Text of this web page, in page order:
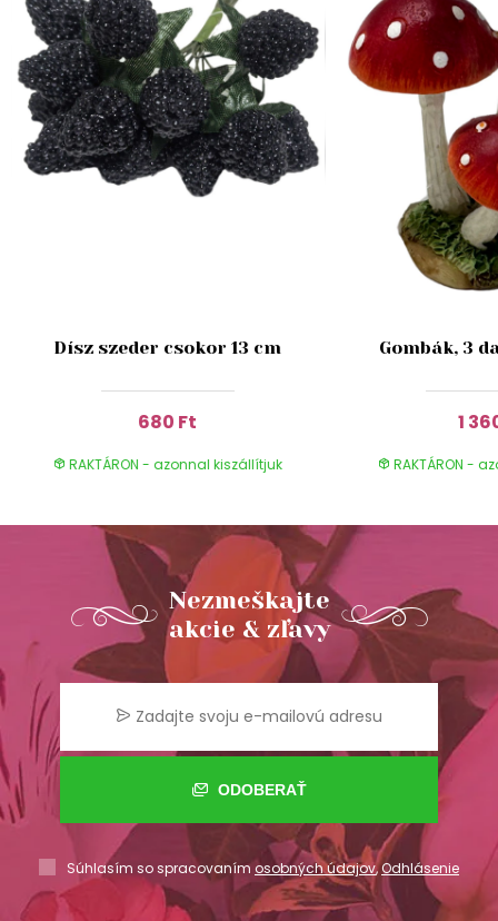
Dísz szeder csokor 13 cm
680 Ft
RAKTÁRON - azonnal kiszállítjuk
Gombák, 3
1
RAKTÁRON -
Nezmeškajte
akcie & zľavy
ODOBERAŤ
Súhlasím so spracovaním osobných údajov,Odhlásenie